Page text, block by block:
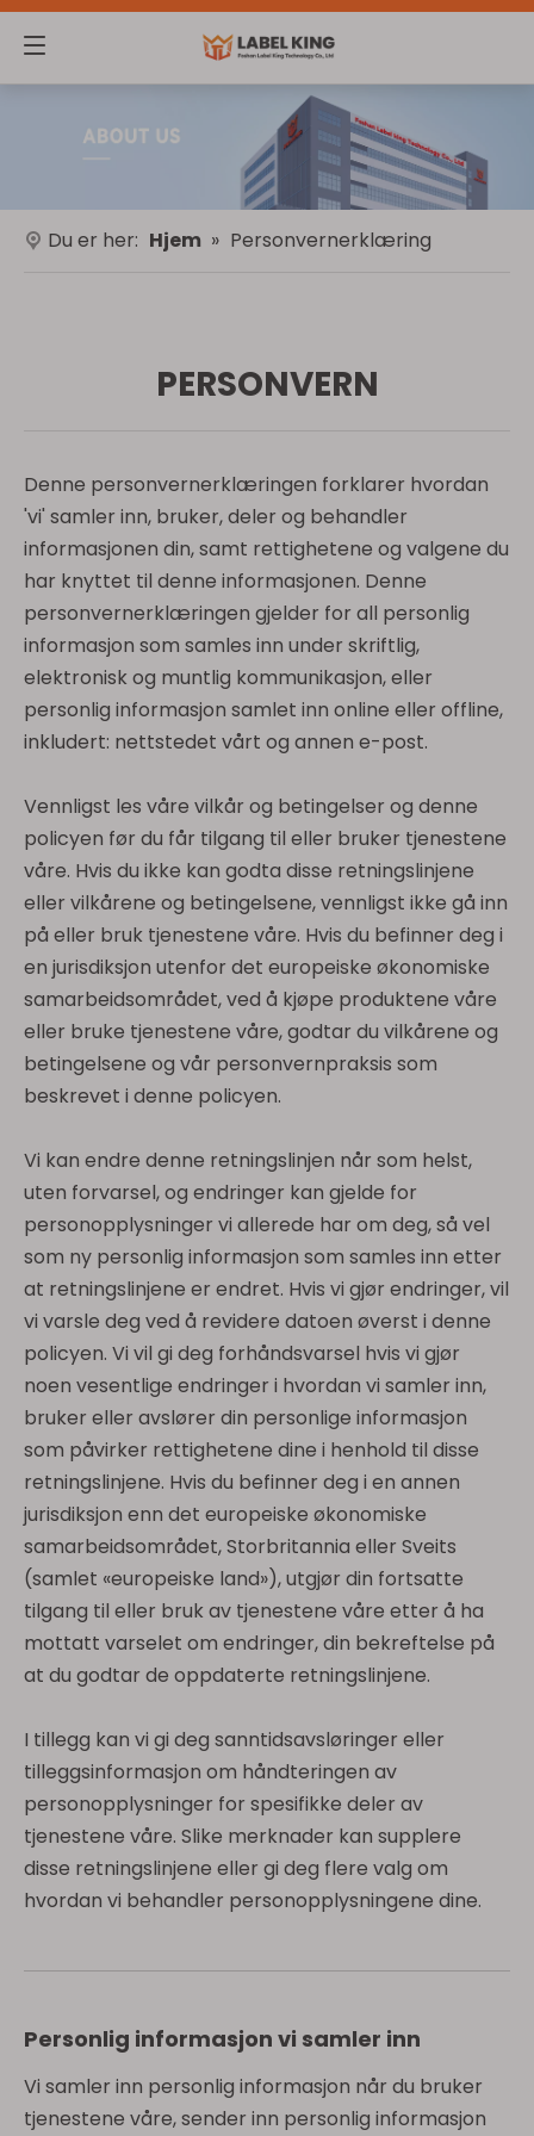
Du er her: Hjem » Personvernerklæring
PERSONVERN
Denne personvernerklæringen forklarer hvordan
'vi' samler inn, bruker, deler og behandler
informasjonen din, samt rettighetene og valgene du
har knyttet til denne informasjonen. Denne
personvernerklæringen gjelder for all personlig
informasjon som samles inn under skriftlig,
elektronisk og muntlig kommunikasjon, eller
personlig informasjon samlet inn online eller offline,
inkludert: nettstedet vårt og annen e-post.
Vennligst les våre vilkår og betingelser og denne
policyen før du får tilgang til eller bruker tjenestene
våre. Hvis du ikke kan godta disse retningslinjene
eller vilkårene og betingelsene, vennligst ikke gå inn
på eller bruk tjenestene våre. Hvis du befinner deg i
en jurisdiksjon utenfor det europeiske økonomiske
samarbeidsområdet, ved å kjøpe produktene våre
eller bruke tjenestene våre, godtar du vilkårene og
betingelsene og vår personvernpraksis som
beskrevet i denne policyen.
Vi kan endre denne retningslinjen når som helst,
uten forvarsel, og endringer kan gjelde for
personopplysninger vi allerede har om deg, så vel
som ny personlig informasjon som samles inn etter
at retningslinjene er endret. Hvis vi gjør endringer, vil
vi varsle deg ved å revidere datoen øverst i denne
policyen. Vi vil gi deg forhåndsvarsel hvis vi gjør
noen vesentlige endringer i hvordan vi samler inn,
bruker eller avslører din personlige informasjon
som påvirker rettighetene dine i henhold til disse
retningslinjene. Hvis du befinner deg i en annen
jurisdiksjon enn det europeiske økonomiske
samarbeidsområdet, Storbritannia eller Sveits
(samlet «europeiske land»), utgjør din fortsatte
tilgang til eller bruk av tjenestene våre etter å ha
mottatt varselet om endringer, din bekreftelse på
at du godtar de oppdaterte retningslinjene.
I tillegg kan vi gi deg sanntidsavsløringer eller
tilleggsinformasjon om håndteringen av
personopplysninger for spesifikke deler av
tjenestene våre. Slike merknader kan supplere
disse retningslinjene eller gi deg flere valg om
hvordan vi behandler personopplysningene dine.
Personlig informasjon vi samler inn
Vi samler inn personlig informasjon når du bruker
tjenestene våre, sender inn personlig informasjon